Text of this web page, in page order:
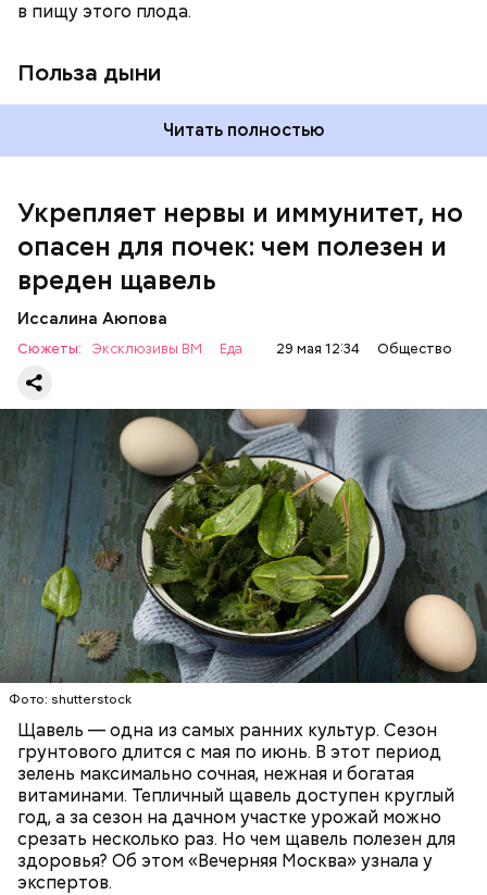
в пищу этого плода.
Польза дыни
Читать полностью
Укрепляет нервы и иммунитет, но
опасен для почек: чем полезен и
вреден щавель
Иссалина Аюпова
Сюжеты: Эксклюзивы ВМ Еда 29 мая 12:34 Общество
Фото: shutterstock
Щавель — одна из самых ранних культур. Сезон
грунтового длится с мая по июнь. В этот период
зелень максимально сочная, нежная и богатая
витаминами. Тепличный щавель доступен круглый
год, а за сезон на дачном участке урожай можно
срезать несколько раз. Но чем щавель полезен для
здоровья? Об этом «Вечерняя Москва» узнала у
экспертов.
Опасность же щавеля состоит в том, что он
содержит большое количество щавелевой кислоты,
которая может способствовать образованию
— Если человек уже болеет мочекаменной
болезнью, щавель ему не рекомендуется. При
артрите, гастрите, холецистите, синдроме
раздраженного кишечника, язвах и панкреатите
продукт тоже лучше исключить из рациона, —
предупредила врач. — Он может привести к
повышению кислотности желудка и раздражать
слизистые оболочки.
раз в месяц. В небольших количествах в свежем
ЗДОРОВЬЕ ВРАЧИ
РАСТЕНИЯ
ПРОДУКТЫ